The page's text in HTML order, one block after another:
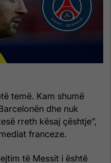
temë. Kam shumë
dhe nuk
rreth kësaj çështje”,
franceze.
të Messit i është